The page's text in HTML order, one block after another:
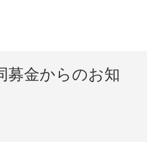
募金からのお知